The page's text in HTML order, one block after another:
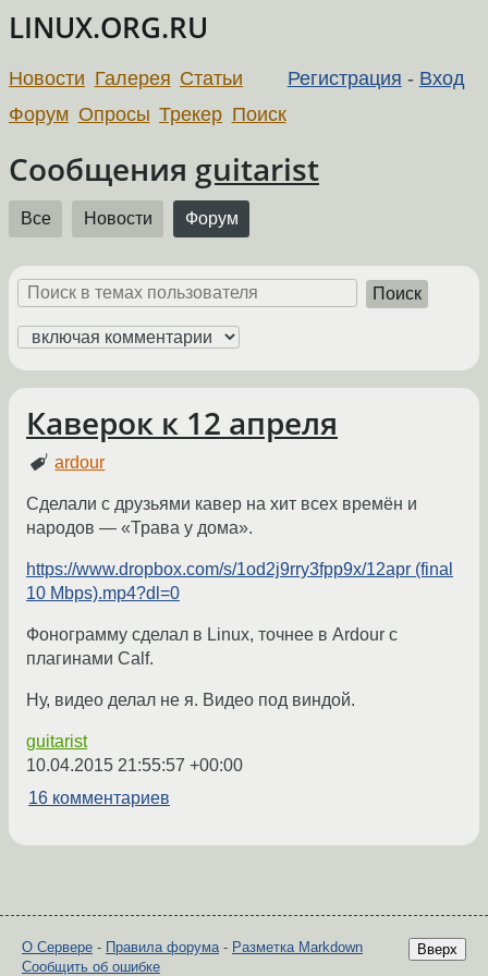
LINUX.ORG.RU
Регистрация - Вход
Новости Галерея Статьи
Форум Опросы Трекер Поиск
Сообщения guitarist
Все Новости Форум
Поиск
Каверок к 12 апреля
ardour
Сделали с друзьями кавер на хит всех времён и
народов — «Трава у дома».
https://www.dropbox.com/s/1od2j9rry3fpp9x/12apr (final
10 Mbps).mp4?dl=0
Фонограмму сделал в Linux, точнее в Ardour с
плагинами Calf.
Ну, видео делал не я. Видео под виндой.
guitarist
10.04.2015 21:55:57 +00:00
16 комментариев
Вверх
О Сервере - Правила форума - Разметка Markdown
Сообщить об ошибке